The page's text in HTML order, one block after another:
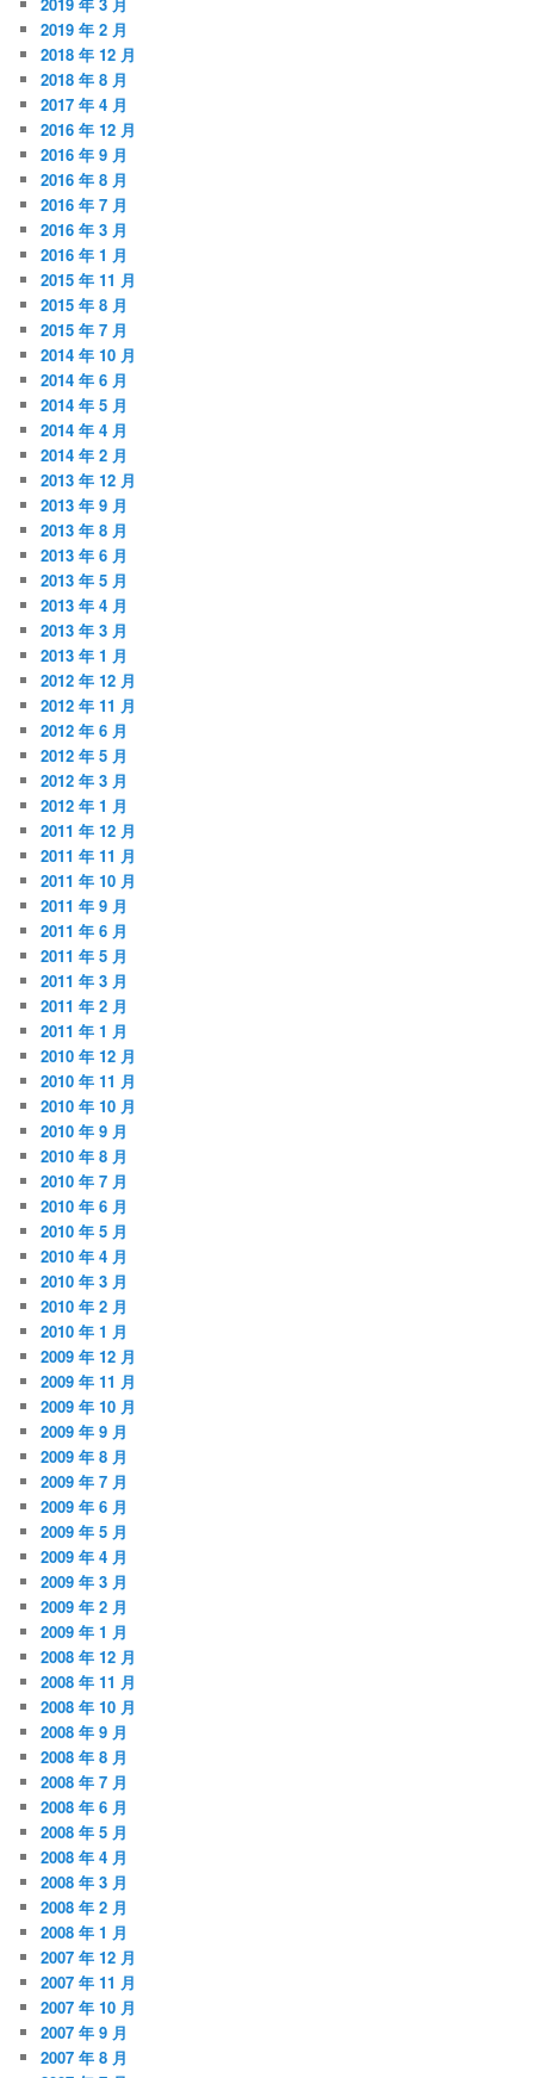
2019 年 2 月
2018 年 12 月
2018 年 8 月
2017 年 4 月
2016 年 12 月
2016 年 9 月
2016 年 8 月
2016 年 7 月
2016 年 3 月
2016 年 1 月
2015 年 11 月
2015 年 8 月
2015 年 7 月
2014 年 10 月
2014 年 6 月
2014 年 5 月
2014 年 4 月
2014 年 2 月
2013 年 12 月
2013 年 9 月
2013 年 8 月
2013 年 6 月
2013 年 5 月
2013 年 4 月
2013 年 3 月
2013 年 1 月
2012 年 12 月
2012 年 11 月
2012 年 6 月
2012 年 5 月
2012 年 3 月
2012 年 1 月
2011 年 12 月
2011 年 11 月
2011 年 10 月
2011 年 9 月
2011 年 6 月
2011 年 5 月
2011 年 3 月
2011 年 2 月
2011 年 1 月
2010 年 12 月
2010 年 11 月
2010 年 10 月
2010 年 9 月
2010 年 8 月
2010 年 7 月
2010 年 6 月
2010 年 5 月
2010 年 4 月
2010 年 3 月
2010 年 2 月
2010 年 1 月
2009 年 12 月
2009 年 11 月
2009 年 10 月
2009 年 9 月
2009 年 8 月
2009 年 7 月
2009 年 6 月
2009 年 5 月
2009 年 4 月
2009 年 3 月
2009 年 2 月
2009 年 1 月
2008 年 12 月
2008 年 11 月
2008 年 10 月
2008 年 9 月
2008 年 8 月
2008 年 7 月
2008 年 6 月
2008 年 5 月
2008 年 4 月
2008 年 3 月
2008 年 2 月
2008 年 1 月
2007 年 12 月
2007 年 11 月
2007 年 10 月
2007 年 9 月
2007 年 8 月